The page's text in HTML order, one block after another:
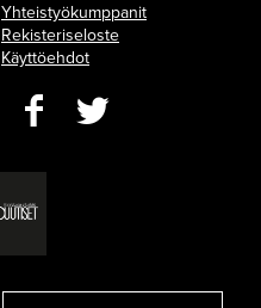
Yhteistyökumppanit
Rekisteriseloste
Käyttöehdot